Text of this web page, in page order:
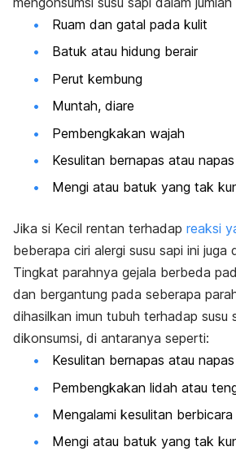
Ruam dan gatal pada kulit
Batuk atau hidung berair
Perut kembung
Muntah, diare
Pembengkakan wajah
Kesulitan bernapas atau
Mengi atau batuk yang tak
Jika si Kecil rentan terhadap reaksi
beberapa ciri alergi susu sapi ini juga
Tingkat parahnya gejala berbeda
dan bergantung pada seberapa
dihasilkan imun tubuh terhadap susu
dikonsumsi, di antaranya seperti:
Kesulitan bernapas atau
Pembengkakan lidah atau
Mengalami kesulitan
Mengi atau batuk yang tak